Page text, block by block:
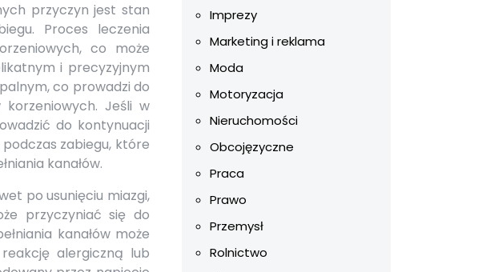
przyczyn jest stan
Proces leczenia
co może
i precyzyjnym
co prowadzi do
korzeniowych. Jeśli w
do kontynuacji
zabiegu, które
kanałów.
po usunięciu miazgi,
przyczyniać się do
kanałów może
alergiczną lub
Imprezy
Marketing i reklama
Moda
Motoryzacja
Nieruchomości
Obcojęzyczne
Praca
Prawo
Przemysł
Rolnictwo